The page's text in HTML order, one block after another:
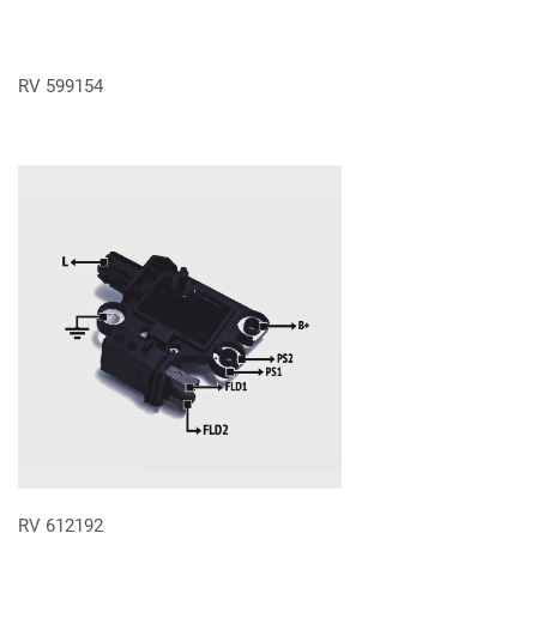
RV 599154
RV 612192